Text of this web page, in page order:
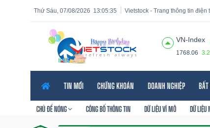
13:05:37
Thứ Sáu, 07/08/2026 Vietstock - Trang thông tin điện
VN-Index
1768.06
TIN MỚI CHỨNG KHOÁN DOANH NGHIỆP
CHỦ ĐỀ NÓNG CÔNG BỐ THÔNG TIN DỮ LIỆU VĨ MÔ DỮ LIỆU
Tính năng
năng